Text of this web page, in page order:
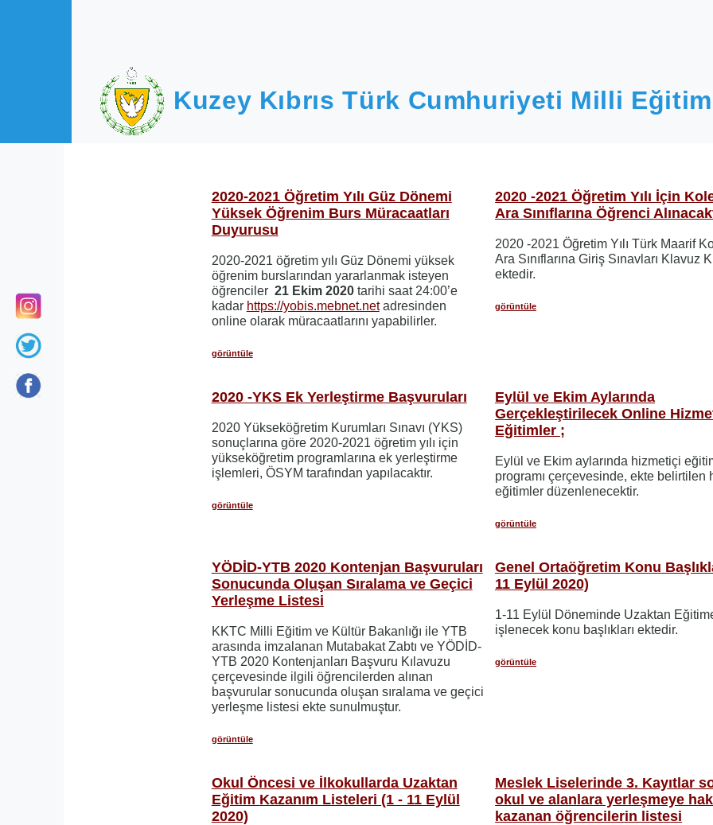
Kuzey Kıbrıs Türk Cumhuriyeti Milli Eğitim
2020-2021 Öğretim Yılı Güz Dönemi
Yüksek Öğrenim Burs Müracaatları
Duyurusu
2020-2021 öğretim yılı Güz Dönemi yüksek
öğrenim burslarından yararlanmak isteyen
öğrenciler 21 Ekim 2020 tarihi saat 24:00’e
kadar https://yobis.mebnet.netadresinden
online olarak müracaatlarını yapabilirler.
görüntüle
2020 -2021 Öğretim Yılı İçin
Ara Sınıflarına Öğrenci
2020 -2021 Öğretim Yılı Türk Maarif
Ara Sınıflarına Giriş Sınavları Klavuz
ektedir.
görüntüle
2020 -YKS Ek Yerleştirme Başvuruları
2020 Yükseköğretim Kurumları Sınavı (YKS)
sonuçlarına göre 2020-2021 öğretim yılı için
yükseköğretim programlarına ek yerleştirme
işlemleri, ÖSYM tarafından yapılacaktır.
görüntüle
Eylül ve Ekim Aylarında
Gerçekleştirilecek Online
Eğitimler ;
Eylül ve Ekim aylarında hizmetiçi
programı çerçevesinde, ekte belirtilen
eğitimler düzenlenecektir.
görüntüle
YÖDİD-YTB 2020 Kontenjan Başvuruları
Sonucunda Oluşan Sıralama ve Geçici
Yerleşme Listesi
KKTC Milli Eğitim ve Kültür Bakanlığı ile YTB
arasında imzalanan Mutabakat Zabtı ve YÖDİD-
YTB 2020 Kontenjanları Başvuru Kılavuzu
çerçevesinde ilgili öğrencilerden alınan
başvurular sonucunda oluşan sıralama ve geçici
yerleşme listesi ekte sunulmuştur.
görüntüle
Genel Ortaöğretim Konu
11 Eylül 2020)
1-11 Eylül Döneminde Uzaktan
işlenecek konu başlıkları ektedir.
görüntüle
Okul Öncesi ve İlkokullarda Uzaktan
Eğitim Kazanım Listeleri (1 - 11 Eylül
2020)
Meslek Liselerinde 3. Kayıtlar
okul ve alanlara yerleşmeye hak
kazanan öğrencilerin listesi